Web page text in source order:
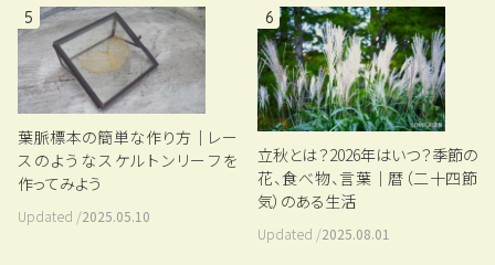
5
葉脈標本の簡単な作り方｜レー
スのようなスケルトンリーフを
作ってみよう
Updated /2025.05.10
6
立秋とは？2026年はいつ？季節の
花、食べ物、言葉｜暦（二十四節
気）のある生活
Updated /2025.08.01